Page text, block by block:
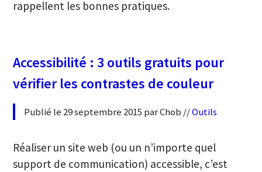
rappellent les bonnes pratiques.
Accessibilité : 3 outils gratuits pour
vérifier les contrastes de couleur
Publié le 29 septembre 2015 par Chob //Outils
Réaliser un site web (ou un n’importe quel
support de communication) accessible, c’est